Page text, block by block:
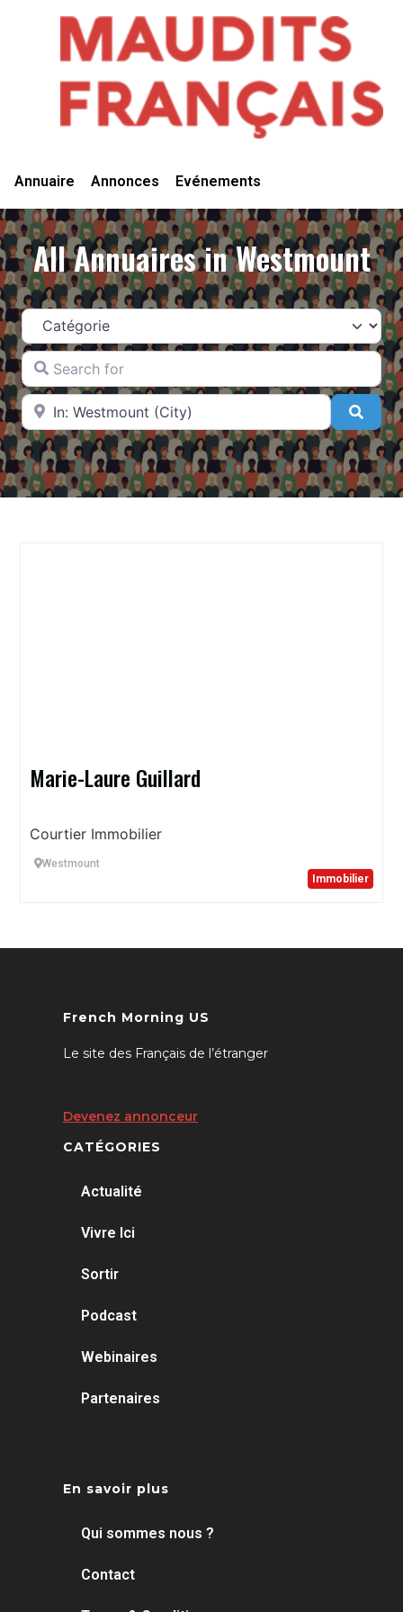
Annuaire Annonces Evénements
All Annuaires in Westmount
Catégorie
Search for
Near
Marie-Laure Guillard
Courtier Immobilier
Westmount
Immobilier
French Morning US
Le site des Français de l’étranger
Devenez annonceur
CATÉGORIES
Actualité
Vivre Ici
Sortir
Podcast
Webinaires
Partenaires
En savoir plus
Qui sommes nous ?
Contact